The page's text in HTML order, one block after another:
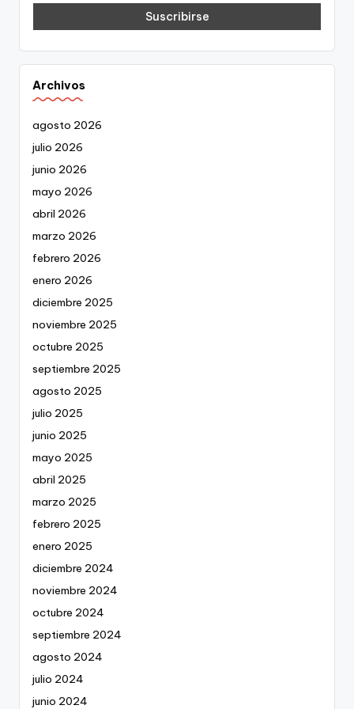
Archivos
agosto 2026
julio 2026
junio 2026
mayo 2026
abril 2026
marzo 2026
febrero 2026
enero 2026
diciembre 2025
noviembre 2025
octubre 2025
septiembre 2025
agosto 2025
julio 2025
junio 2025
mayo 2025
abril 2025
marzo 2025
febrero 2025
enero 2025
diciembre 2024
noviembre 2024
octubre 2024
septiembre 2024
agosto 2024
julio 2024
junio 2024